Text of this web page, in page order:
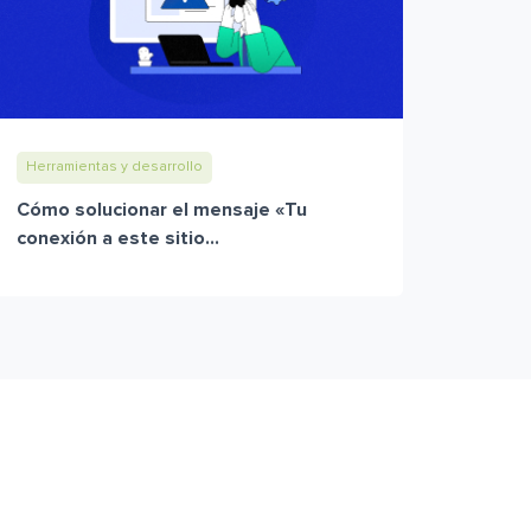
Herramientas y desarrollo
Cómo solucionar el mensaje «Tu
conexión a este sitio...